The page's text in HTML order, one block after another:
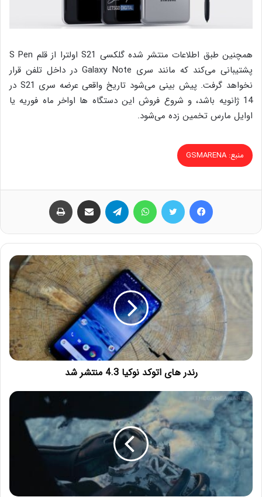
همچنین طبق اطلاعات منتشر شده گلکسی S21 اولترا از قلم S Pen
پشتیبانی می‌کند که مانند سری Galaxy Note در داخل تلفن قرار
نخواهد گرفت. پیش بینی می‌شود تاریخ واقعی عرضه سری S21 در
14 ژانویه باشد، و شروع فروش این دستگاه ها اواخر ماه فوریه یا
اوایل مارس تخمین زده می‌شود.
منبع: GSMARENA
رندر های اتوکد نوکیا 4.3 منتشر شد